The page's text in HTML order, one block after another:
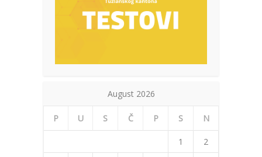
August 2026
P U S Č P S N
1
2